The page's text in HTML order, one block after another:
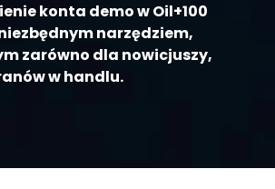
konta demo w Oil+100
narzędziem,
zarówno dla nowicjuszy,
w handlu.